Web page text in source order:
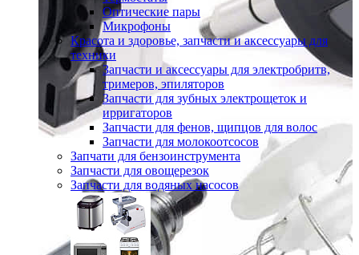
Оптические пары
Микрофоны
Красота и здоровье, запчасти и аксессуары для
техники
Запчасти и аксессуары для электробритв,
тримеров, эпиляторов
Запчасти для зубных электрощеток и
ирригаторов
Запчасти для фенов, щипцов для волос
Запчасти для молокоотсосов
Запчати для бензоинструмента
Запчасти для овощерезок
Запчасти для водяных насосов